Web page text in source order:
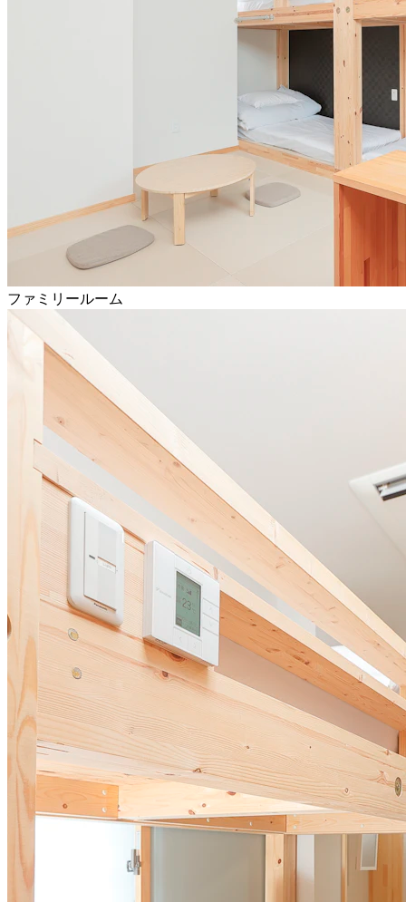
ファミリールーム